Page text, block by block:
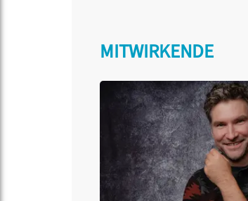
MITWIRKENDE